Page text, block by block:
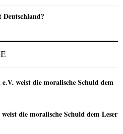
weist die moralische Schuld dem
die moralische Schuld dem Leser